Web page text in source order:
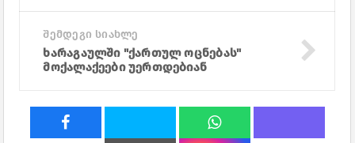
შემდეგი სიახლე
ხარაგაულში "ქართულ ოცნებას"
მოქალაქეები უერთდებიან